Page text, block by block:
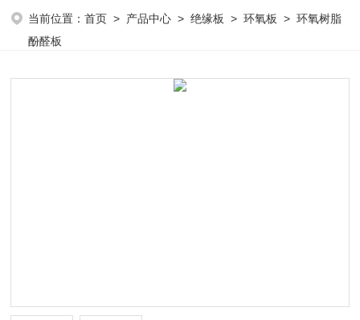
当前位置：首页 > 产品中心 >绝缘板 >环氧板
> 环氧树脂
酚醛板